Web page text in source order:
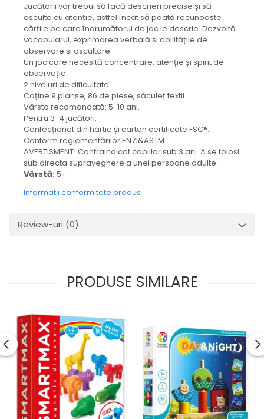
Jucătorii vor trebui să facă descrieri precise și să
asculte cu atenție, astfel încât să poată recunoaște
cărțile pe care îndrumătorul de joc le descrie. Dezvoltă
vocabularul, exprimarea verbală și abilitățile de
observare și ascultare.
Un joc care necesită concentrare, atenție și spirit de
observație.
2 niveluri de dificultate.
Coține 9 planșe, 86 de piese, săculeț textil.
Vârsta recomandată: 5-10 ani.
Pentru 3-4 jucători.
Confecționat din hârtie și carton certificate FSC®.
Conform reglementărilor EN71&ASTM.
AVERTISMENT! Contraindicat copiilor sub 3 ani. A se folosi
sub directa supraveghere a unei persoane adulte.
Vârstă: 5+
Informatii conformitate produs
Review-uri (0)
PRODUSE SIMILARE